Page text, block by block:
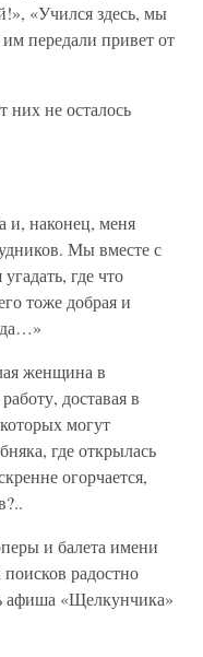
«Учился здесь, мы
передали привет от
не осталось
и, наконец, меня
Мы вместе с
где что
тоже добрая и
да…»
женщина в
доставая в
могут
где открылась
огорчается,
и балета имени
радостно
афиша «Щелкунчика»